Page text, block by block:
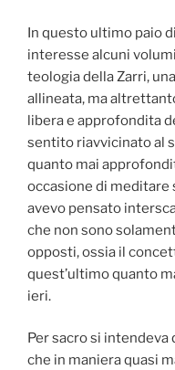
In questo ultimo paio
interesse alcuni
teologia della Zarri,
allineata, ma
libera e approfondita
sentito riavvicinato al
quanto mai
occasione di meditare
avevo pensato
che non sono
opposti, ossia il
quest’ultimo quanto
ieri.
Per sacro si intendeva
che in maniera quasi